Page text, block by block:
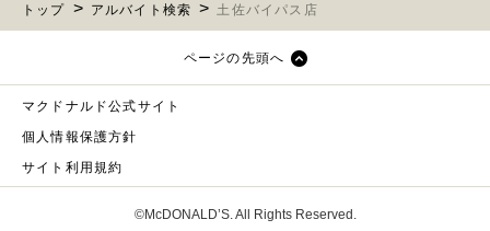
トップ アルバイト検索 土佐バイパス店
ページの先頭へ
マクドナルド公式サイト
個人情報保護方針
サイト利用規約
©McDONALD’S. All Rights Reserved.